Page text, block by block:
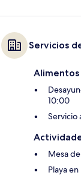
Servicios
10:00
Servicio
Mesa
Playa